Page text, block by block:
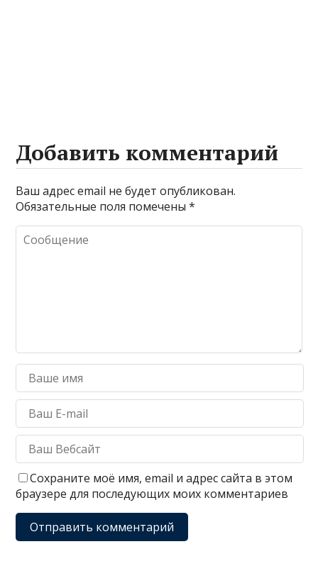
Добавить комментарий
Ваш адрес email не будет опубликован.
Обязательные поля помечены*
Сохраните моё имя, email и адрес сайта в этом
браузере для последующих моих комментариев